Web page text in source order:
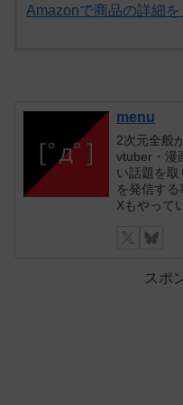
Amazonで商品の詳細を
menu
2次元全般
vtuber・漫
い話題を
を発信する
Xもやって
スポ